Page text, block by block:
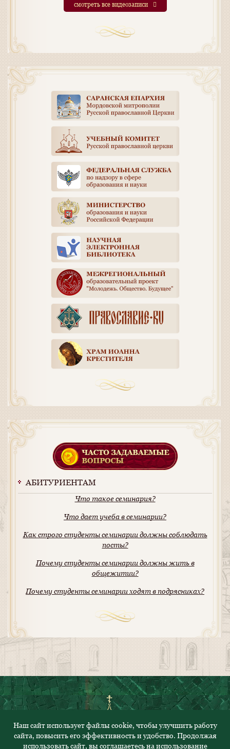
смотреть все видеозаписи
АБИТУРИЕНТАМ
Что такое семинария?
Что дает учеба в семинарии?
Как строго студенты семинарии должны соблюдать
посты?
Почему студенты семинарии должны жить в
общежитии?
Почему студенты семинарии ходят в подрясниках?
© 2023. Все права защищены
Наш сайт использует файлы cookie, чтобы улучшить работу
сайта, повысить его эффективность и удобство. Продолжая
использовать сайт, вы соглашаетесь на использование